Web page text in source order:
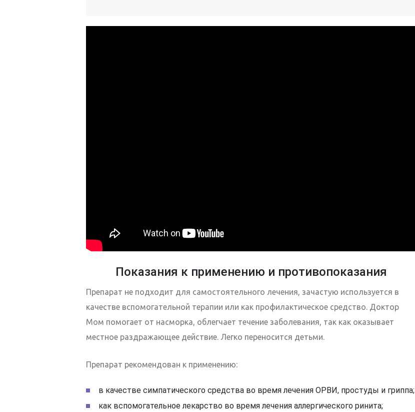
Показания к применению и противопоказания
Препарат не подходит для самостоятельного лечения, зачастую используется в
качестве вспомогательной терапии или как профилактическое средство. Доктор
Мом помогает от насморка, облегчает течение заболевания, так как оказывает
местное раздражающее действие. Легко переносится детьми.
Препарат рекомендован к применению:
в качестве симпатического средства во время лечения ОРВИ, простуды и гриппа;
как вспомогательное лекарство во время лечения аллергического ринита;